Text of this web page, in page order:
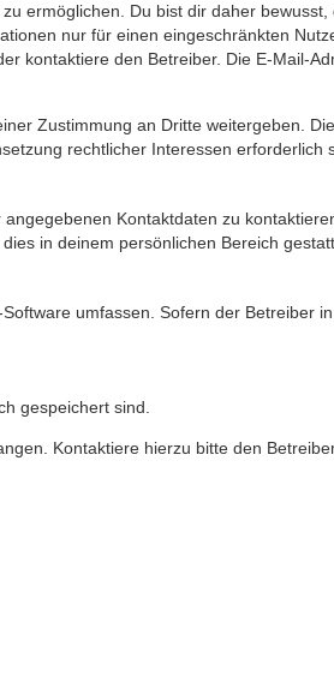
ermöglichen. Du bist dir daher
nur für einen eingeschränkten
kontaktiere den Betreiber. Die E-Mail-
Zustimmung an Dritte weitergeben.
rechtlicher Interessen erforderlich
Kontaktdaten zu
in deinem persönlichen Bereich
umfassen. Sofern der
gespeichert sind.
Kontaktiere hierzu bitte den